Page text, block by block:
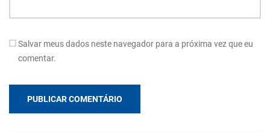
Salvar meus dados neste navegador para a próxima vez que eu
comentar.